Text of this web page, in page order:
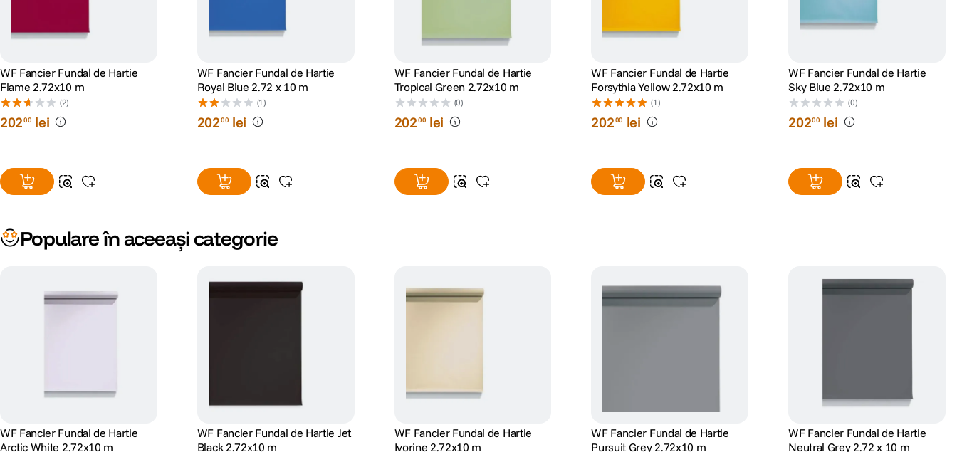
WF Fancier Fundal de Hartie
Flame 2.72x10 m
(2)
20200 lei
WF Fancier Fundal de Hartie
Royal Blue 2.72 x 10 m
(1)
20200 lei
WF Fancier Fundal de Hartie
Tropical Green 2.72x10 m
(0)
20200 lei
WF Fancier Fundal de Hartie
Forsythia Yellow 2.72x10 m
(1)
20200 lei
WF Fancier Fundal de Hartie
Sky Blue 2.72x10 m
(0)
20200 lei
Populare în aceeași categorie
WF Fancier Fundal de Hartie
Arctic White 2.72x10 m
WF Fancier Fundal de Hartie Jet
Black 2.72x10 m
WF Fancier Fundal de Hartie
Ivorine 2.72x10 m
WF Fancier Fundal de Hartie
Pursuit Grey 2.72x10 m
WF Fancier Fundal de Hartie
Neutral Grey 2.72 x 10 m